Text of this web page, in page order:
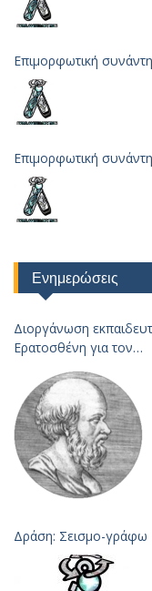
Επιμορφωτική
Επιμορφωτική
Ενημερώσεις
Διοργάνωση
Ερατοσθένη για τον
Δράση: Σεισμο-γράφω